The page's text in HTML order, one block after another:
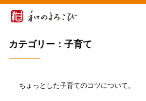
カテゴリー：子育て
ちょっとした子育てのコツについて。